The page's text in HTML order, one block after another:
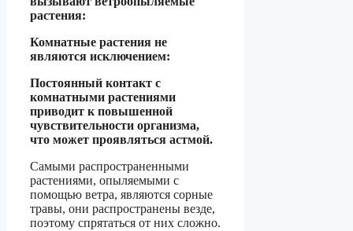
растения:
Комнатные растения не
являются исключением:
Постоянный контакт с
комнатными растениями
приводит к повышенной
чувствительности организма,
что может проявляться астмой.
Самыми распространенными
растениями, опыляемыми с
помощью ветра, являются сорные
травы, они распространены везде,
поэтому спрятаться от них сложно.